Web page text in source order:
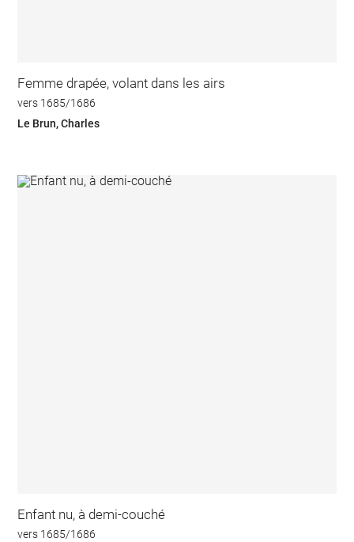
Femme drapée, volant dans les airs
vers 1685/1686
Le Brun, Charles
Enfant nu, à demi-couché
vers 1685/1686